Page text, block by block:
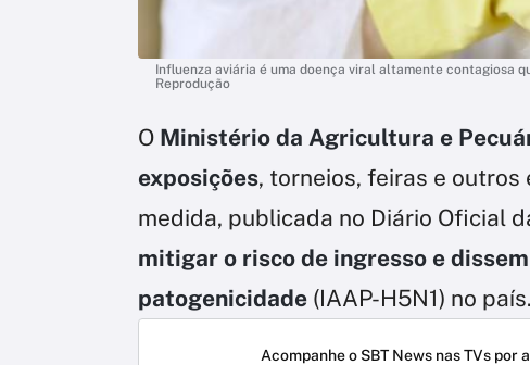
Influenza aviária é uma doença viral altamente contagiosa
Reprodução
O Ministério da Agricultura e
exposições, torneios, feiras e outros
medida, publicada no Diário Oficial
mitigar o risco de ingresso e
patogenicidade (IAAP-H5N1) no país.
Acompanhe o SBT News nas TVs por